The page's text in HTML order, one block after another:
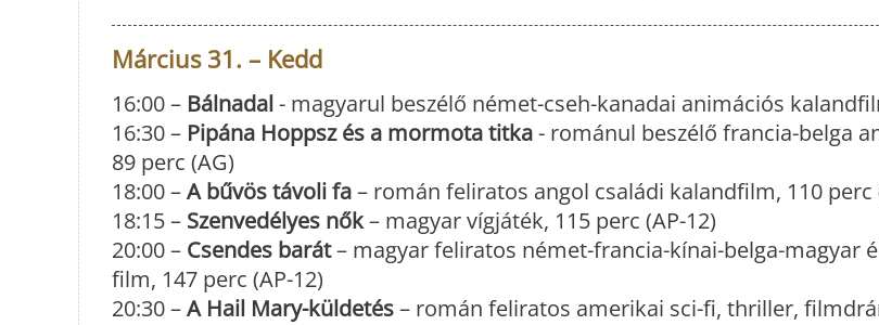
Március 31. – Kedd
16:00 – Bálnadal- magyarul beszélő német-cseh-kanadai animációs
16:30 – Pipána Hoppsz és a mormota titka- románul beszélő francia-belga
89 perc (AG)
18:00 –A bűvös távoli fa– román feliratos angol családi kalandfilm, 110 perc
18:15 – Szenvedélyes nők– magyar vígjáték, 115 perc (AP-12)
20:00 – Csendes barát– magyar feliratos német-francia-kínai-belga-magyar
film, 147 perc (AP-12)
20:30 –A Hail Mary-küldetés– román feliratos amerikai sci-fi, thriller,